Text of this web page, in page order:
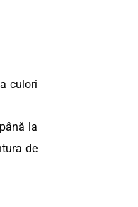
culori
la
de